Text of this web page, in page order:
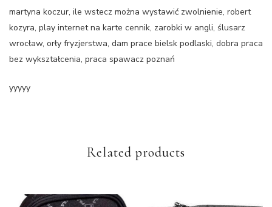
martyna koczur, ile wstecz można wystawić zwolnienie, robert
kozyra, play internet na karte cennik, zarobki w angli, ślusarz
wrocław, orły fryzjerstwa, dam prace bielsk podlaski, dobra praca
bez wykształcenia, praca spawacz poznań
yyyyy
Related products